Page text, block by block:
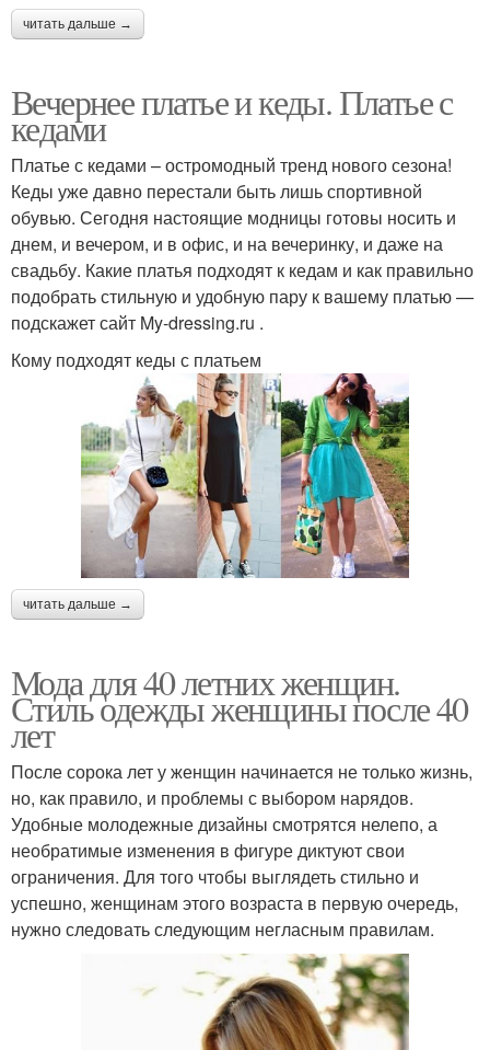
читать дальше →
Вечернее платье и кеды. Платье с
кедами
Платье с кедами – остромодный тренд нового сезона!
Кеды уже давно перестали быть лишь спортивной
обувью. Сегодня настоящие модницы готовы носить и
днем, и вечером, и в офис, и на вечеринку, и даже на
свадьбу. Какие платья подходят к кедам и как правильно
подобрать стильную и удобную пару к вашему платью —
подскажет сайт My-dressing.ru .
Кому подходят кеды с платьем
читать дальше →
Мода для 40 летних женщин.
Стиль одежды женщины после 40
лет
После сорока лет у женщин начинается не только жизнь,
но, как правило, и проблемы с выбором нарядов.
Удобные молодежные дизайны смотрятся нелепо, а
необратимые изменения в фигуре диктуют свои
ограничения. Для того чтобы выглядеть стильно и
успешно, женщинам этого возраста в первую очередь,
нужно следовать следующим негласным правилам.